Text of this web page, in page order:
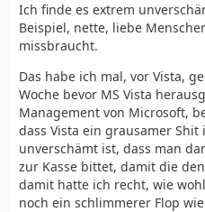
Ich finde es extrem
Beispiel, nette, liebe
missbraucht.
Das habe ich mal, vor Vista,
Woche bevor MS Vista
Management von Microsoft,
dass Vista ein grausamer Shit
unverschämt ist, dass man
zur Kasse bittet, damit die
damit hatte ich recht, wie
noch ein schlimmerer Flop